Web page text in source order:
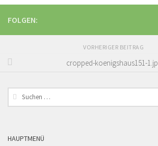
FOLGEN:
VORHERIGER BEITRAG
cropped-koenigshaus151-
Suchen
nach:
HAUPTMENÜ